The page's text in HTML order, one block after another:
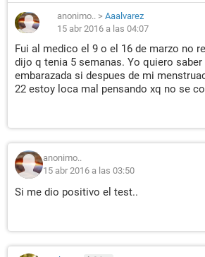
anonimo.. > Aaalvarez
15 abr 2016 a las 04:07
Fui al medico el 9 o el 16 de marzo no
dijo q tenia 5 semanas. Yo quiero
embarazada si despues de mi
22 estoy loca mal pensando xq no se
anonimo..
15 abr 2016 a las 03:50
Si me dio positivo el test..